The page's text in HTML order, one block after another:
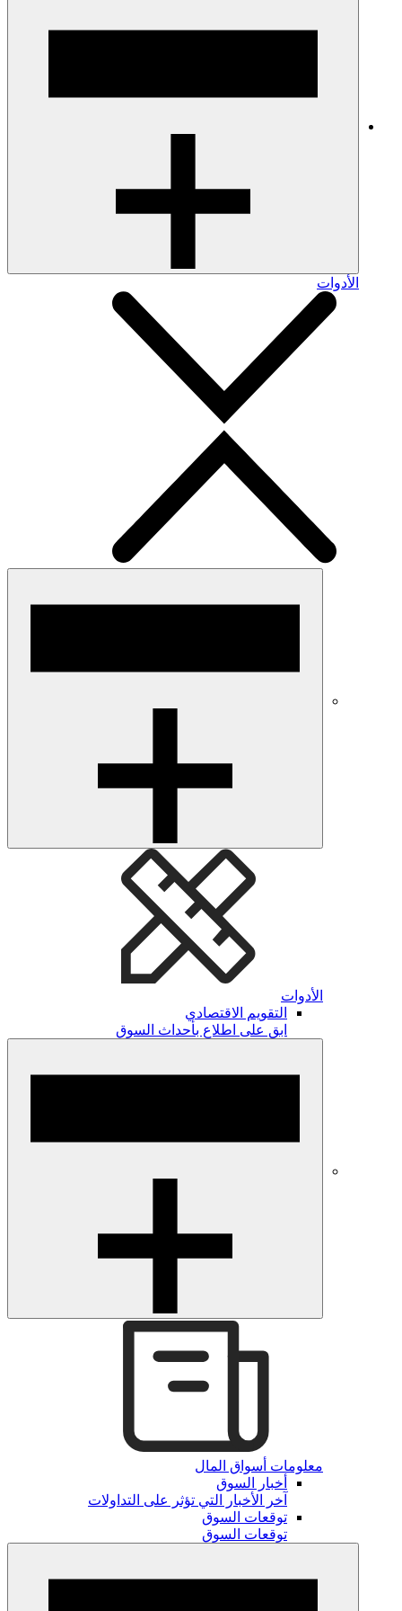
الأدوات
الأدوات
التقويم الاقتصادي
ابق على اطلاع بأحداث السوق
معلومات أسواق المال
أخبار السوق
آخر الأخبار التي تؤثر على التداولات
توقعات السوق
توقعات السوق